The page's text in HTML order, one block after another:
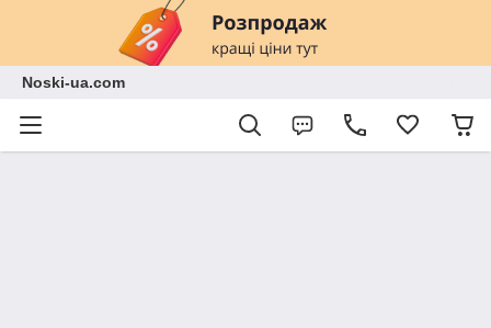
Noski-ua.com